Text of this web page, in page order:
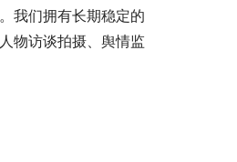
我们拥有长期稳定的
物访谈拍摄、舆情监